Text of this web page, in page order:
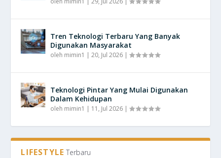
Tren Teknologi Terbaru Yang Banyak
Digunakan Masyarakat
oleh mimin1 |20, Jul 2026 |
Teknologi Pintar Yang Mulai Digunakan
Dalam Kehidupan
oleh mimin1 | 11, Jul 2026 |
LIFESTYLE Terbaru